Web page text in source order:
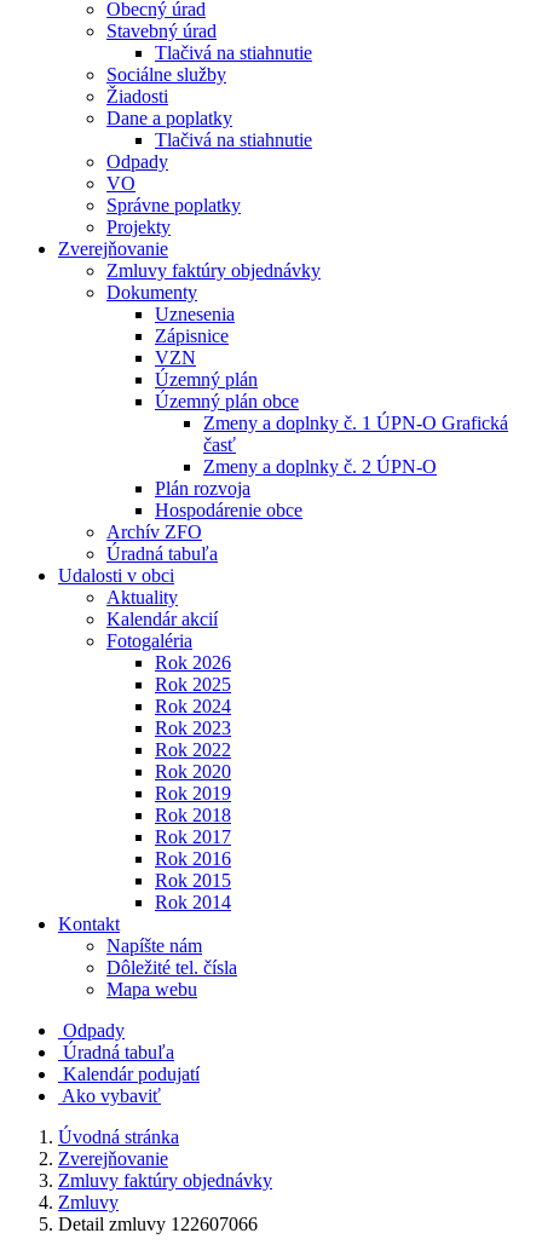
Obecný úrad
Stavebný úrad
Tlačivá na stiahnutie
Sociálne služby
Žiadosti
Dane a poplatky
Tlačivá na stiahnutie
Odpady
VO
Správne poplatky
Projekty
Zverejňovanie
Zmluvy faktúry objednávky
Dokumenty
Uznesenia
Zápisnice
VZN
Územný plán
Územný plán obce
Zmeny a doplnky č. 1 ÚPN-O Grafická
časť
Zmeny a doplnky č. 2 ÚPN-O
Plán rozvoja
Hospodárenie obce
Archív ZFO
Úradná tabuľa
Udalosti v obci
Aktuality
Kalendár akcií
Fotogaléria
Rok 2026
Rok 2025
Rok 2024
Rok 2023
Rok 2022
Rok 2020
Rok 2019
Rok 2018
Rok 2017
Rok 2016
Rok 2015
Rok 2014
Kontakt
Napíšte nám
Dôležité tel. čísla
Mapa webu
Odpady
Úradná tabuľa
Kalendár podujatí
Ako vybaviť
Úvodná stránka
Zverejňovanie
Zmluvy faktúry objednávky
Zmluvy
Detail zmluvy 122607066